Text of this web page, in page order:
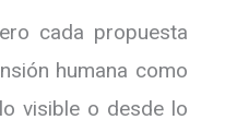
cada propuesta
humana como
visible o desde lo